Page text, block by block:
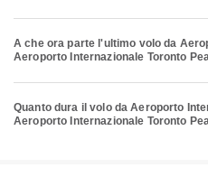
A che ora parte l'ultimo volo da
Aeroporto Internazionale Toronto
Quanto dura il volo da Aeroporto
Aeroporto Internazionale Toronto